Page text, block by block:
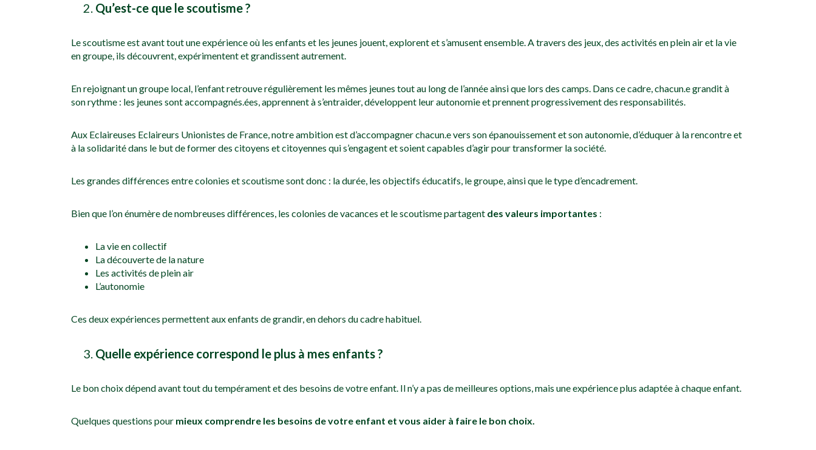
Qu’est-ce que le scoutisme ?
Le scoutisme est avant tout une expérience où les enfants et les jeunes jouent, explorent et s’amusent ensemble. A travers des jeux, des activités en plein air et la vie
en groupe, ils découvrent, expérimentent et grandissent autrement.
En rejoignant un groupe local, l’enfant retrouve régulièrement les mêmes jeunes tout au long de l’année ainsi que lors des camps. Dans ce cadre, chacun.e grandit à
son rythme : les jeunes sont accompagnés.ées, apprennent à s’entraider, développent leur autonomie et prennent progressivement des responsabilités.
Aux Eclaireuses Eclaireurs Unionistes de France, notre ambition est d’accompagner chacun.e vers son épanouissement et son autonomie, d’éduquer à la rencontre et
à la solidarité dans le but de former des citoyens et citoyennes qui s’engagent et soient capables d’agir pour transformer la société.
Les grandes différences entre colonies et scoutisme sont donc : la durée, les objectifs éducatifs, le groupe, ainsi que le type d’encadrement.
Bien que l’on énumère de nombreuses différences, les colonies de vacances et le scoutisme partagent des valeurs importantes :
La vie en collectif
La découverte de la nature
Les activités de plein air
L’autonomie
Ces deux expériences permettent aux enfants de grandir, en dehors du cadre habituel.
Quelle expérience correspond le plus à mes enfants ?
Le bon choix dépend avant tout du tempérament et des besoins de votre enfant. Il n’y a pas de meilleures options, mais une expérience plus adaptée à chaque enfant.
Quelques questions pour mieux comprendre les besoins de votre enfant et vous aider à faire le bon choix.